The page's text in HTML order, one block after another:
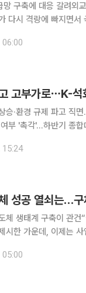
망 구축에 대응 갈려외
너지 위기가 곧 제조
고부가로⋯K-석
승·환경 규제 파고 직
하반기 종합대책 '부활 분수령' 여수 국
내몰린 한국 석화 산
태계 구축이 관건“실행력 높
시한 가운데, 이제는
로 안정적인 전력 공급